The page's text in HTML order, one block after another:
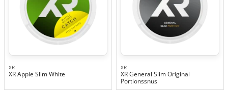
XR
XR Apple Slim White
XR
XR General Slim Original
Portionssnus